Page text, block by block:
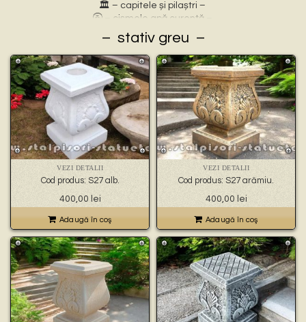
🏛 – capitele și pilaștri –
🚰 – cișmele apă curentă –
⛲ – fântâni arteziene –
🎀 – idei de cadouri –
🪴 – jardiniere cu personaje –
🌸 – jardiniere pentru flori –
🏗 – socluri și stative –
🦌 – statuete animale sălbatice –
🐕 – statuete animale domestice –
🧘 – statuete buddha –
🧺 – statuete cu coșulețe –
🐉 – statuete gargoyles –
👼 – statuete religioase și îngerași –
🦜 – statuete păsări –
💧 – statuete pentru fântâni –
🍄 – statuete pitici și troli –
🏺 – vaze pentru flori –
stativ greu
VEZI DETALII
Cod produs: S27 alb.
400,00 lei
Adaugă în coş
VEZI DETALII
Cod produs: S27 arămiu.
400,00 lei
Adaugă în coş